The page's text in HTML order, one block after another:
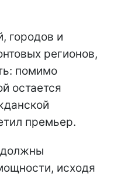
городов и
регионов,
помимо
остается
премьер.
должны
исходя